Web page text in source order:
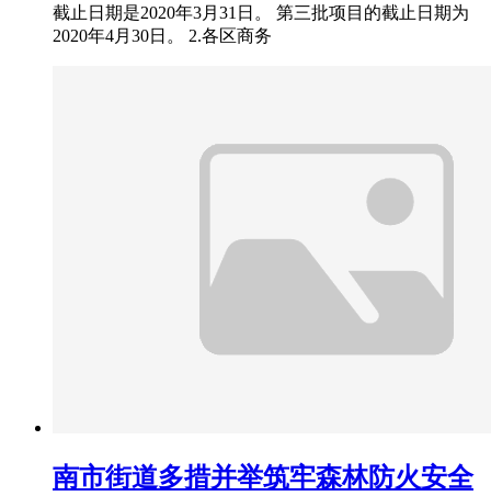
截止日期是2020年3月31日。 第三批项目的截止日期为
2020年4月30日。 2.各区商务
南市街道多措并举筑牢森林防火安全